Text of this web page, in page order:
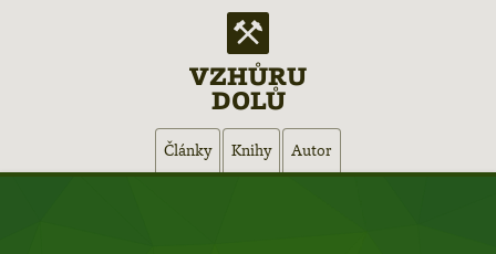
VZHŮRU
DOLŮ
Články Knihy Autor